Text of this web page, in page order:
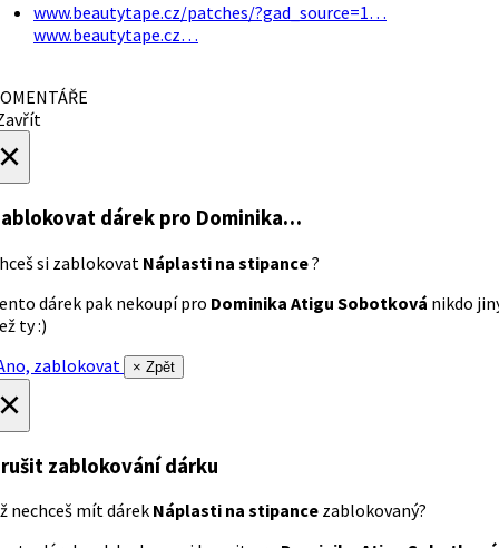
www.beautytape.cz/patches/?gad_source=1…
www.beautytape.cz…
dárek pro Dominika…
si zablokovat Náplasti na stipance?
dárek pak nekoupí pro Dominika Atigu Sobotková nikdo
ty :)
zablokovat
× Zpět
zablokování dárku
nechceš mít dárek Náplasti na stipance zablokovaný?